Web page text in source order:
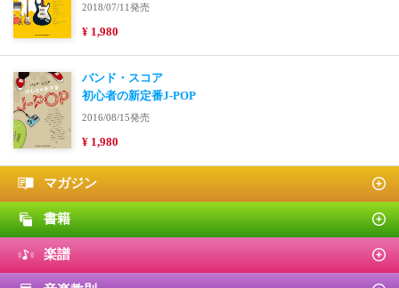
2018/07/11発売
¥ 1,980
バンド・スコア
初心者の新定番J-POP
2016/08/15発売
¥ 1,980
マガジン
書籍
楽譜